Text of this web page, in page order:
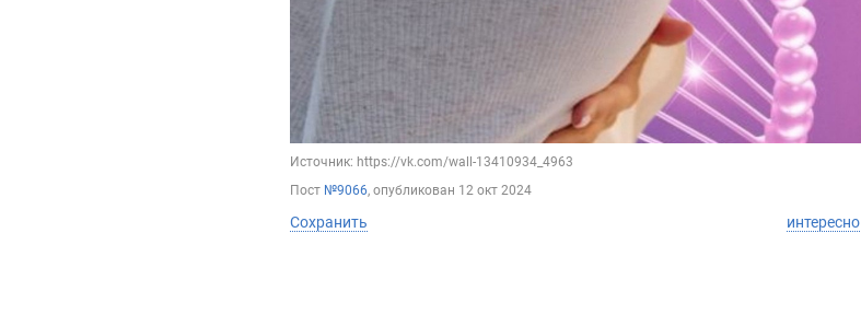
Источник: https://vk.com/wall-13410934_4963
Пост №9066, опубликован 12 окт 2024
Сохранить интересно